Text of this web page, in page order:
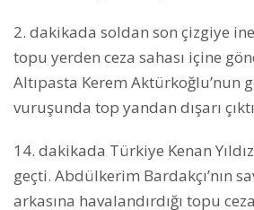
2. dakikada soldan son çizgiye
topu yerden ceza sahası içine
Altıpasta Kerem Aktürkoğlu’nun
vuruşunda top yandan dışarı
14. dakikada Türkiye Kenan
geçti. Abdülkerim Bardakçı’nın
arkasına havalandırdığı topu